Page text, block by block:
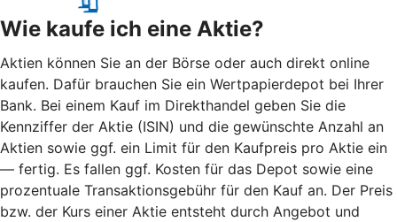
Wie kaufe ich eine Aktie?
Aktien können Sie an der Börse oder auch direkt online
kaufen. Dafür brauchen Sie ein Wertpapierdepot bei Ihrer
Bank. Bei einem Kauf im Direkthandel geben Sie die
Kennziffer der Aktie (ISIN) und die gewünschte Anzahl an
Aktien sowie ggf. ein Limit für den Kaufpreis pro Aktie ein
— fertig. Es fallen ggf. Kosten für das Depot sowie eine
prozentuale Transaktionsgebühr für den Kauf an. Der Preis
bzw. der Kurs einer Aktie entsteht durch Angebot und